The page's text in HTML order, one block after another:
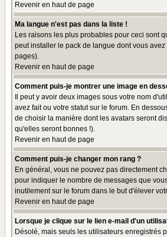
Revenir en haut de page
Ma langue n'est pas dans la liste !
Les raisons les plus probables pour ceci sont
peut installer le pack de langue dont vous
pages).
Revenir en haut de page
Comment puis-je montrer une image en
Il peut y avoir deux images sous votre nom
avez fait ou votre statut sur le forum. En
de choisir la manière dont les avatars seront
qu'elles seront bonnes !).
Revenir en haut de page
Comment puis-je changer mon rang ?
En général, vous ne pouvez pas directement
pour indiquer le nombre de messages que
inutilement sur le forum dans le but d'élever
Revenir en haut de page
Lorsque je clique sur le lien e-mail d'un
Désolé, mais seuls les utilisateurs enregistrés